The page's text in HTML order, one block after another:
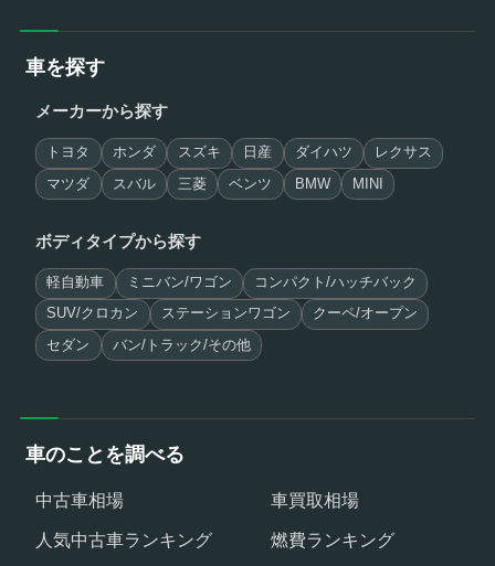
車を探す
メーカーから探す
トヨタ ホンダ スズキ 日産 ダイハツ レクサス
マツダ スバル 三菱 ベンツ BMW MINI
ボディタイプから探す
軽自動車 ミニバン/ワゴン コンパクト/ハッチバック
SUV/クロカン ステーションワゴン クーペ/オープン
セダン バン/トラック/その他
車のことを調べる
中古車相場
車買取相場
人気中古車ランキング
燃費ランキング